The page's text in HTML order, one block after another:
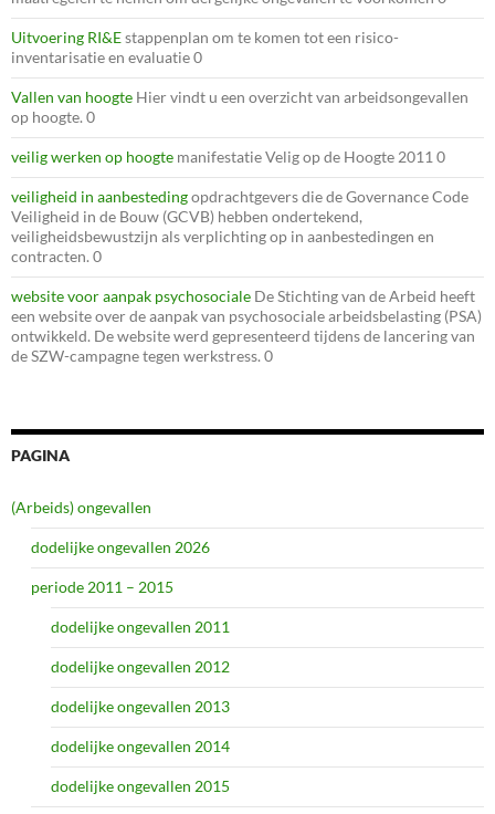
Uitvoering RI&Estappenplan om te komen tot een risico-
inventarisatie en evaluatie 0
Vallen van hoogte Hier vindt u een overzicht van arbeidsongevallen
op hoogte. 0
veilig werken op hoogte manifestatie Velig op de Hoogte 2011 0
veiligheid in aanbestedingopdrachtgevers die de Governance Code
Veiligheid in de Bouw (GCVB) hebben ondertekend,
veiligheidsbewustzijn als verplichting op in aanbestedingen en
contracten. 0
website voor aanpak psychosociale De Stichting van de Arbeid heeft
een website over de aanpak van psychosociale arbeidsbelasting (PSA)
ontwikkeld. De website werd gepresenteerd tijdens de lancering van
de SZW-campagne tegen werkstress. 0
PAGINA
(Arbeids) ongevallen
dodelijke ongevallen 2026
periode 2011 – 2015
dodelijke ongevallen 2011
dodelijke ongevallen 2012
dodelijke ongevallen 2013
dodelijke ongevallen 2014
dodelijke ongevallen 2015